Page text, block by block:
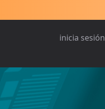
inicia sesión